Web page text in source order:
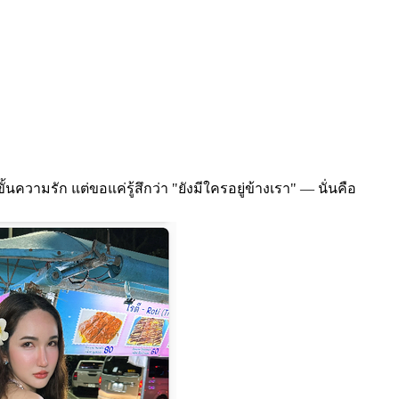
นความรัก แต่ขอแค่รู้สึกว่า "ยังมีใครอยู่ข้างเรา" — นั่นคือ